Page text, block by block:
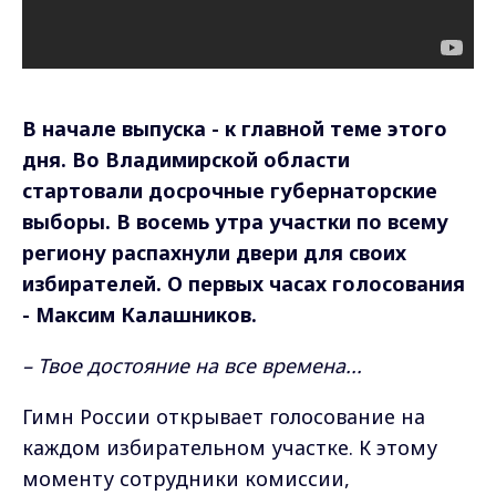
В начале выпуска - к главной теме этого
дня. Во Владимирской области
стартовали досрочные губернаторские
выборы. В восемь утра участки по всему
региону распахнули двери для своих
избирателей. О первых часах голосования
- Максим Калашников.
– Твое достояние на все времена...
Гимн России открывает голосование на
каждом избирательном участке. К этому
моменту сотрудники комиссии,